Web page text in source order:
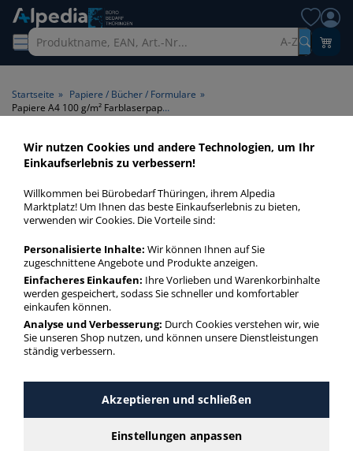
A-Z
Startseite » Papiere / Bücher / Formulare »
Papiere A4 100 g/m² Farblaserpapier
Papiere A4 100 g/m²
Farblaserpapier > Produktart
Farblaserpapier > Format A4
> Papiergrammatur 100 g/m²
Papiere A4 100 gm² Farblaserpapier in bester Qualität zum
günstigen Preis. Finden Sie schnell Papiere A4 100 gm²
Farblaserpapier mit unserer Filter-Funktion.
Papiere A4 100 g/m² Farblaserpapier
Wir nutzen Cookies und andere Technologien, um Ihr
Einkaufserlebnis zu verbessern!
Willkommen bei Bürobedarf Thüringen, ihrem Alpedia
Marktplatz! Um Ihnen das beste Einkaufserlebnis zu bieten,
verwenden wir Cookies. Die Vorteile sind:
Personalisierte Inhalte: Wir können Ihnen auf Sie
zugeschnittene Angebote und Produkte anzeigen.
Einfacheres Einkaufen: Ihre Vorlieben und Warenkorbinhalte
werden gespeichert, sodass Sie schneller und komfortabler
einkaufen können.
Analyse und Verbesserung: Durch Cookies verstehen wir, wie
Sie unseren Shop nutzen, und können unsere Dienstleistungen
ständig verbessern.
Akzeptieren und schließen
Einstellungen anpassen